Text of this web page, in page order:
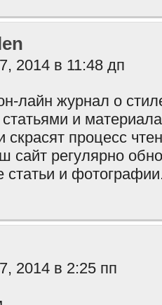
2014 в 11:48 дп
лайн журнал о
статьями и
процесс
сайт регулярно
и
2014 в 2:25 пп